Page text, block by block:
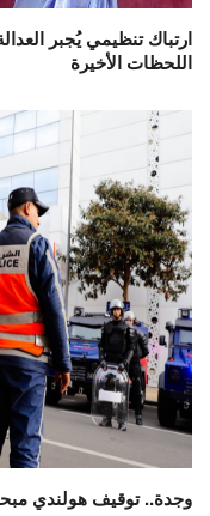
ارتباك تنظيمي يُجبر
اللحظات الأخيرة
وجدة.. توقيف هولندي